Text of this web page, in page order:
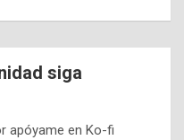
siga
apóyame en Ko-fi